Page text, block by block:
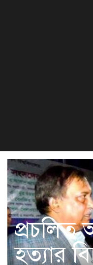
হত্যার